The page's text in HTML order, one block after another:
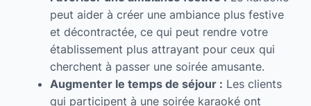
peut aider à créer une ambiance plus festive
et décontractée, ce qui peut rendre votre
établissement plus attrayant pour ceux qui
cherchent à passer une soirée amusante.
Augmenter le temps de séjour : Les clients
qui participent à une soirée karaoké ont